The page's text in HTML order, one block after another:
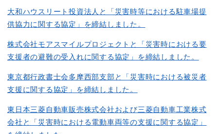
大和ハウスリート投資法人と「災害時等における駐車場提
供協力に関する協定」を締結しました。
株式会社モアスマイルプロジェクトと「災害時における要
支援者の避難の受入れに関する協定」を締結しました。
東京都行政書士会多摩西部支部と「災害時における被災者
支援に関する協定」を締結しました。
東日本三菱自動車販売株式会社および三菱自動車工業株式
会社と「災害時における電動車両等の支援に関する協定」